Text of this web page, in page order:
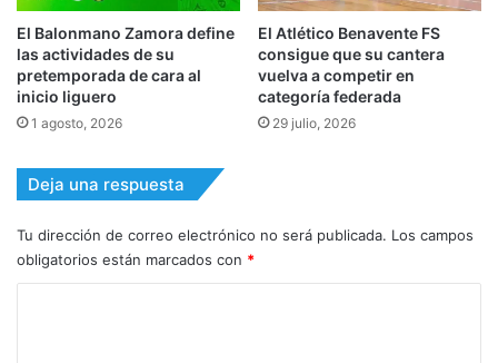
El Balonmano Zamora define
las actividades de su
pretemporada de cara al
inicio liguero
1 agosto, 2026
El Atlético Benavente FS
consigue que su cantera
vuelva a competir en
categoría federada
29 julio, 2026
Deja una respuesta
Tu dirección de correo electrónico no será publicada. Los campos
obligatorios están marcados con *